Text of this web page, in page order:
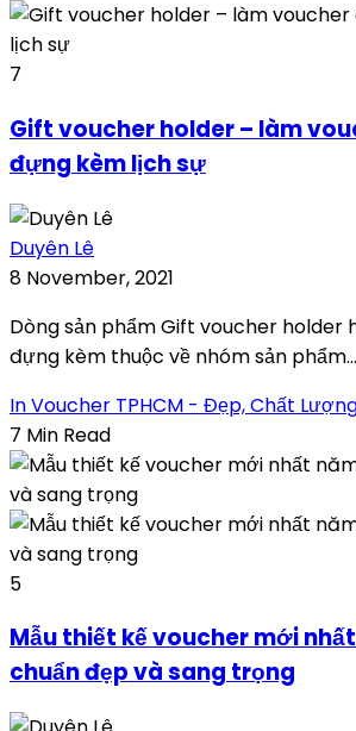
7
Gift voucher holder – làm
đựng kèm lịch sự
Duyên Lê
8 November, 2021
Dòng sản phẩm Gift voucher holder
đựng kèm thuộc về nhóm sản phẩm...
In Voucher TPHCM - Đẹp, Chất
7 Min Read
5
Mẫu thiết kế voucher mới
chuẩn đẹp và sang trọng